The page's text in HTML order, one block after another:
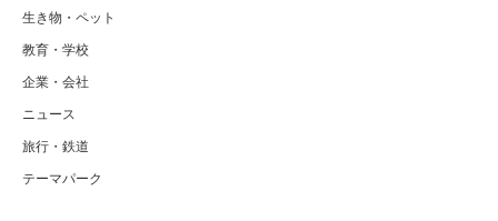
生き物・ペット
教育・学校
企業・会社
ニュース
旅行・鉄道
テーマパーク